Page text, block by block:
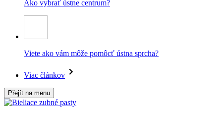
Ako vybrať ústne centrum?
Viete ako vám môže pomôcť ústna sprcha?
Viac článkov
Přejít na menu